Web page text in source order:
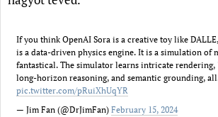
If you think OpenAI Sora is a creative toy like
is a data-driven physics engine. It is a simulation of
fantastical. The simulator learns intricate
long-horizon reasoning, and semantic grounding,
pic.twitter.com/pRuiXhUqYR
— Jim Fan (@DrJimFan) February 15, 2024